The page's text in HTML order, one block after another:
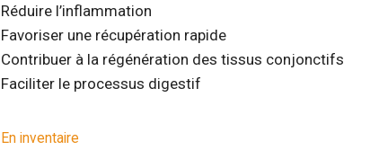
Réduire l’inflammation
Favoriser une récupération rapide
Contribuer à la régénération des tissus conjonctifs
Faciliter le processus digestif
En inventaire